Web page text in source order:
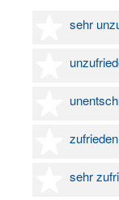
sehr
1
2
3
zufrieden
4
sehr
5